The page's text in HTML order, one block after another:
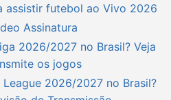
assistir futebol ao Vivo 2026
Assinatura
2026/2027 no Brasil? Veja
os jogos
2026/2027 no Brasil?